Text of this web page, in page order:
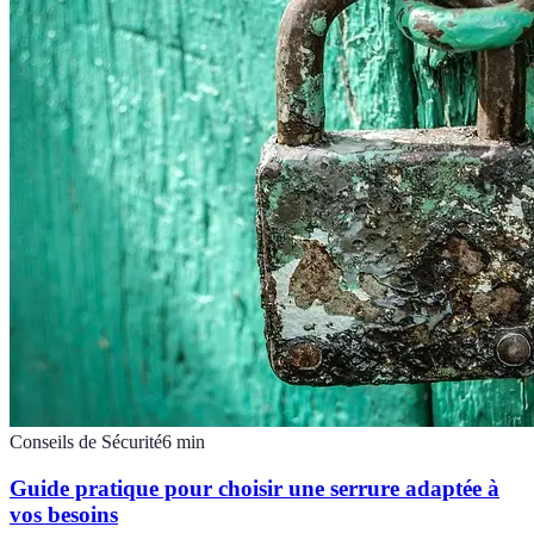
Conseils de Sécurité6 min
Guide pratique pour choisir une serrure adaptée à
vos besoins